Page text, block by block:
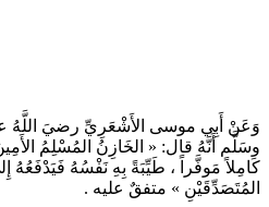
وَعَنْ أَبِي موسى الأَشْعَرِيِّ رضيَ اللَّهُ
وسَلَّم أَنَّهُ قال: « الخَازِنُ المُسْلِمُ
كَامِلاً مَوفَّراً ، طَيِّبَةً بِهِ نَفْسُهُ فَيَدْفَعُهُ
المُتَصَدِّقَيْنِ » متفقٌ عليه .